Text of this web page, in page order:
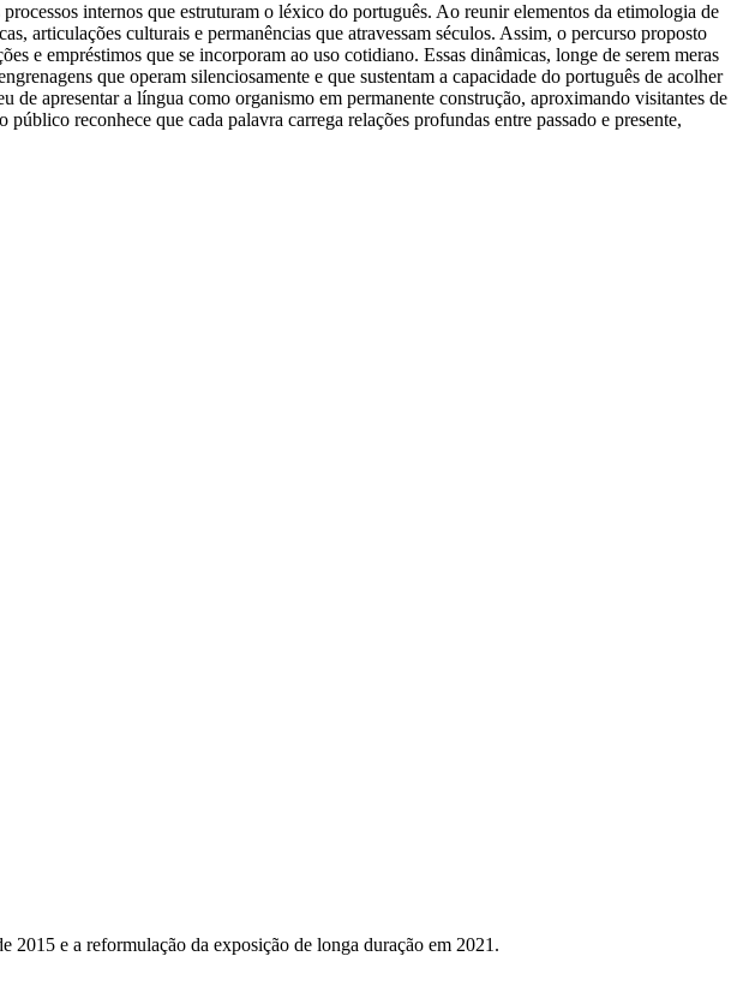
internos que estruturam o léxico do português. Ao reunir elementos da etimologia de
articulações culturais e permanências que atravessam séculos. Assim, o percurso proposto
e empréstimos que se incorporam ao uso cotidiano. Essas dinâmicas, longe de serem meras
que operam silenciosamente e que sustentam a capacidade do português de acolher
de apresentar a língua como organismo em permanente construção, aproximando visitantes de
reconhece que cada palavra carrega relações profundas entre passado e presente,
e a reformulação da exposição de longa duração em 2021.